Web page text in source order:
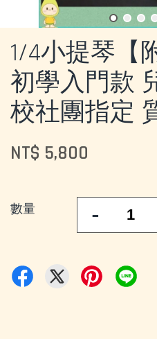
1/4小提琴【
初學入門款
校社團指定
NT$ 5,800
數量 -